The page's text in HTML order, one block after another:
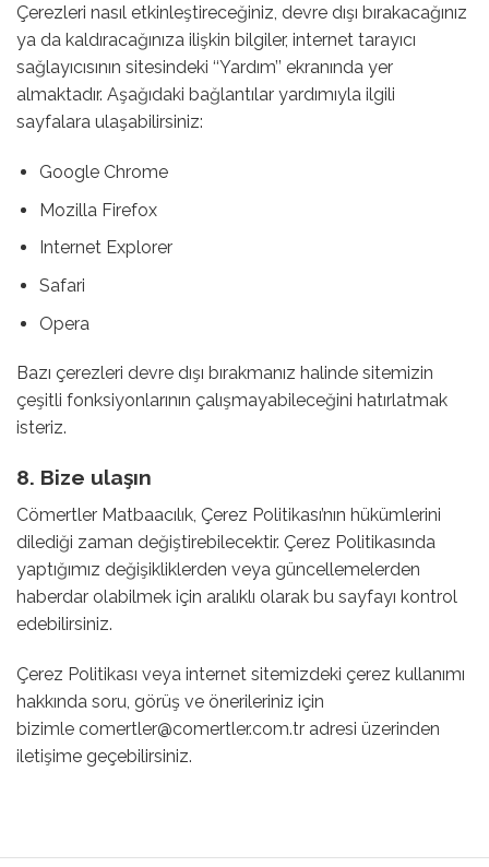
Çerezleri nasıl etkinleştireceğiniz, devre dışı bırakacağınız
ya da kaldıracağınıza ilişkin bilgiler, internet tarayıcı
sağlayıcısının sitesindeki ‘‘Yardım’’ ekranında yer
almaktadır. Aşağıdaki bağlantılar yardımıyla ilgili
sayfalara ulaşabilirsiniz:
Google Chrome
Mozilla Firefox
Internet Explorer
Safari
Opera
Bazı çerezleri devre dışı bırakmanız halinde sitemizin
çeşitli fonksiyonlarının çalışmayabileceğini hatırlatmak
isteriz.
8. Bize ulaşın
Cömertler Matbaacılık, Çerez Politikası’nın hükümlerini
dilediği zaman değiştirebilecektir. Çerez Politikasında
yaptığımız değişikliklerden veya güncellemelerden
haberdar olabilmek için aralıklı olarak bu sayfayı kontrol
edebilirsiniz.
Çerez Politikası veya internet sitemizdeki çerez kullanımı
hakkında soru, görüş ve önerileriniz için
bizimle comertler@comertler.com.tr adresi üzerinden
iletişime geçebilirsiniz.